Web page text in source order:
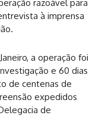
razoável para
à imprensa
a operação foi
e 60 dias
de centenas de
expedidos
de